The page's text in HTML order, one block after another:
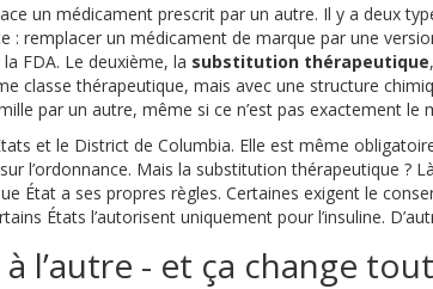
un médicament prescrit par un autre. Il y a deux
: remplacer un médicament de marque par une
FDA. Le deuxième, la substitution thérapeutique
classe thérapeutique, mais avec une structure
par un autre, même si ce n’est pas exactement le
et le District de Columbia. Elle est même
l’ordonnance. Mais la substitution thérapeutique ?
État a ses propres règles. Certaines exigent le
États l’autorisent uniquement pour l’insuline.
l’autre - et ça change tout